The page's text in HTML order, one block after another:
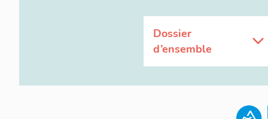
Dossier
d’ensemble